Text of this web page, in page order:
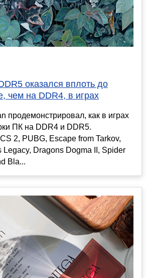
оказался вплоть до
чем на DDR4, в играх
продемонстрировал, как в играх
ПК на DDR4 и DDR5.
2, PUBG, Escape from Tarkov,
Legacy, Dragons Dogma II, Spider
Bla...